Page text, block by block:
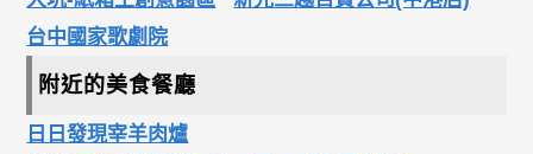
台中國家歌劇院
附近的美食餐廳
日日發現宰羊肉爐